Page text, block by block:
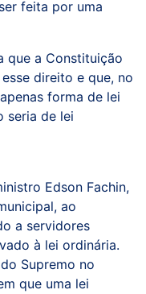
feita por uma
que a Constituição
direito e que, no
forma de lei
seria de lei
Edson Fachin,
ao
a servidores
à lei ordinária.
Supremo no
que uma lei